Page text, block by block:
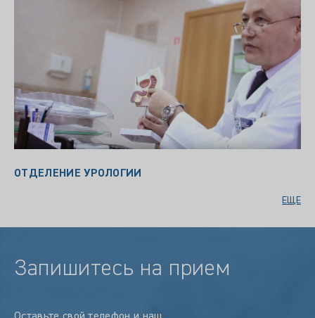
ОТДЕЛЕНИЕ УРОЛОГИИ
ЕЩЕ
Запишитесь на прием